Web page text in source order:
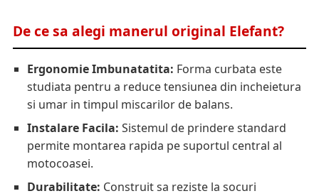
De ce sa alegi manerul original Elefant?
Ergonomie Imbunatatita: Forma curbata este
studiata pentru a reduce tensiunea din incheietura
si umar in timpul miscarilor de balans.
Instalare Facila: Sistemul de prindere standard
permite montarea rapida pe suportul central al
motocoasei.
Durabilitate: Construit sa reziste la socuri